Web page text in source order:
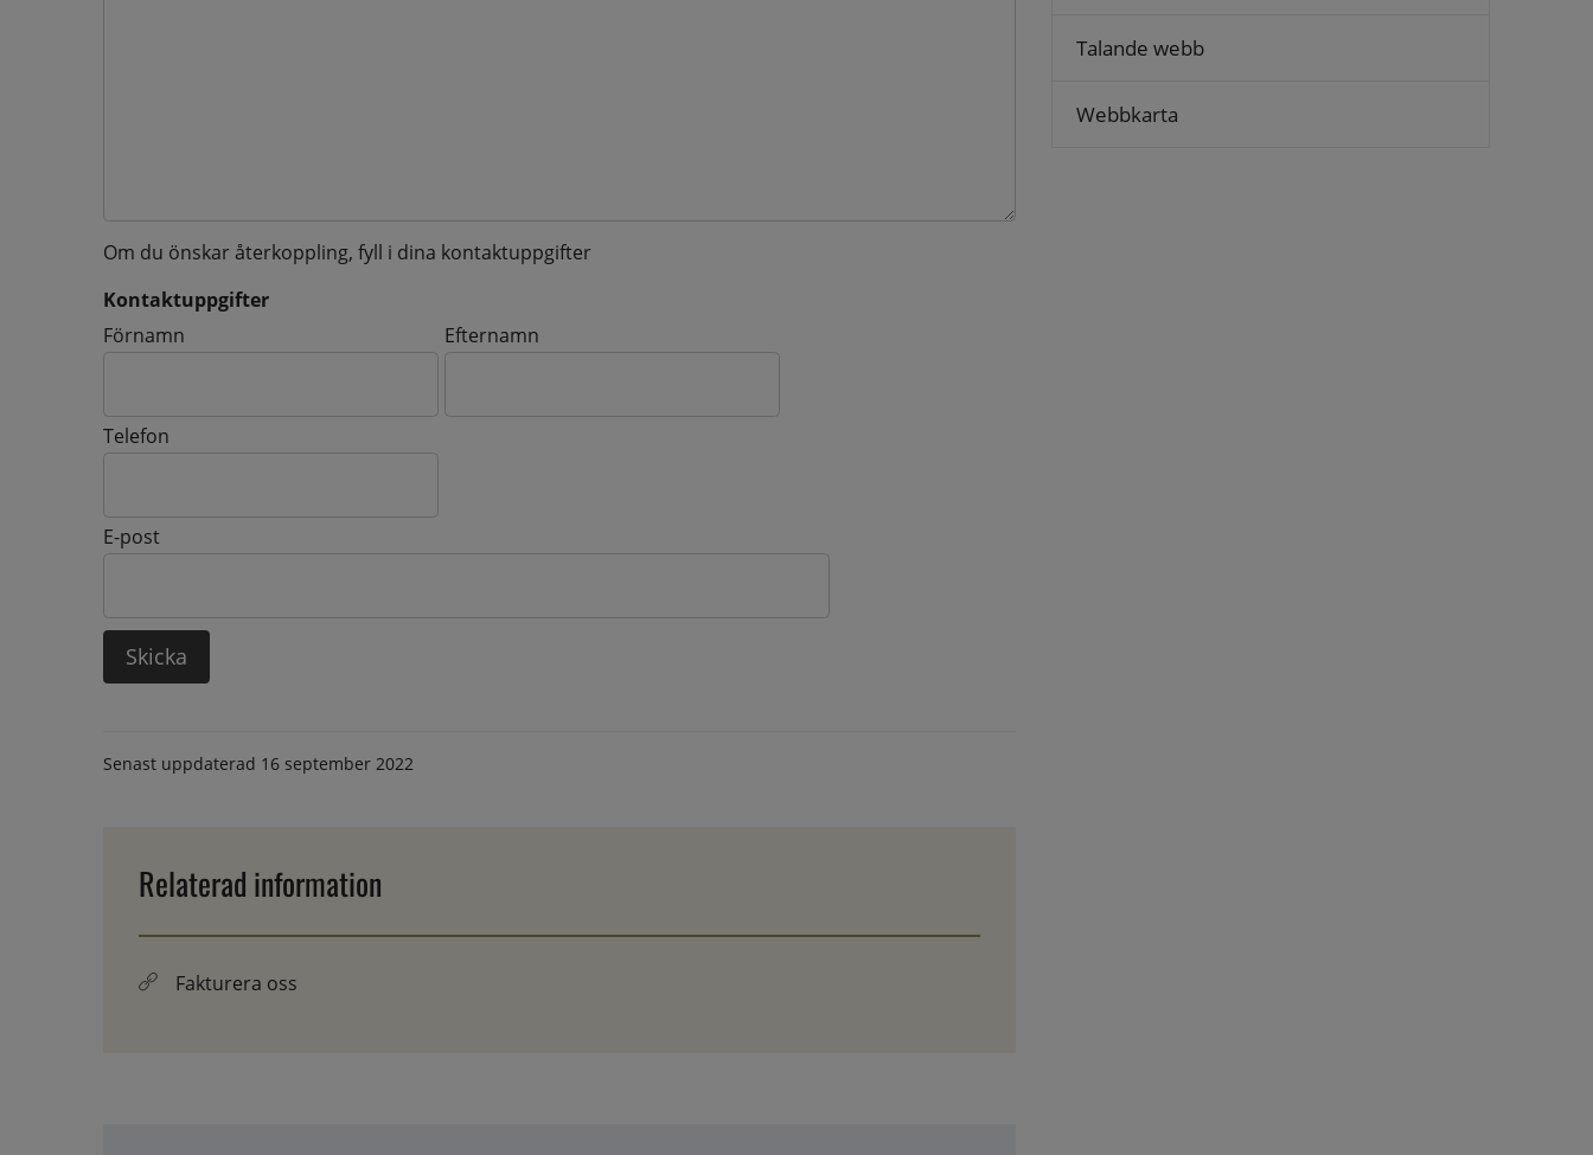
Om du önskar återkoppling, fyll i dina kontaktuppgifter
Kontaktuppgifter
Kontaktuppgifter
Förnamn Efternamn
Telefon
E-post
Senast uppdaterad 16 september 2022
Relaterad information
Fakturera oss
Talande webb
Webbkarta